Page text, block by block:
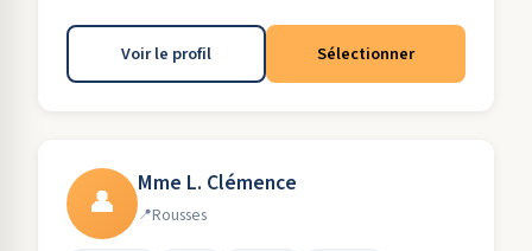
Voir le profil Sélectionner
👤 Mme L. Clémence
Rousses